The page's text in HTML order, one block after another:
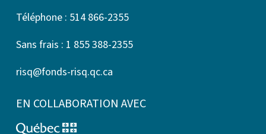
Téléphone : 514 866-2355
Sans frais : 1 855 388-2355
risq@fonds-risq.qc.ca
EN COLLABORATION AVEC